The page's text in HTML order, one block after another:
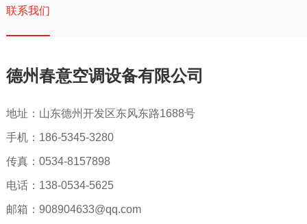
联系我们
德州春意空调设备有限公司
地址：山东德州开发区东风东路1688号
手机：186-5345-3280
传真：0534-8157898
电话：138-0534-5625
邮箱：908904633@qq.com